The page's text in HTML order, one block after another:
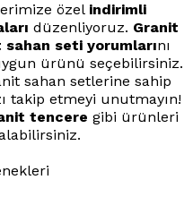
özel indirimli
düzenliyoruz. Granit
sahan seti yorumlarını
ürünü seçebilirsiniz.
sahan setlerine sahip
takip etmeyi unutmayın!
tencere gibi ürünleri